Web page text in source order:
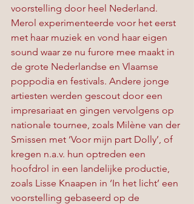
voorstelling door heel Nederland.
Merol experimenteerde voor het eerst
met haar muziek en vond haar eigen
sound waar ze nu furore mee maakt in
de grote Nederlandse en Vlaamse
poppodia en festivals. Andere jonge
artiesten werden gescout door een
impresariaat en gingen vervolgens op
nationale tournee, zoals Milène van der
Smissen met ‘Voor mijn part Dolly’, of
kregen n.a.v. hun optreden een
hoofdrol in een landelijke productie,
zoals Lisse Knaapen in ‘In het licht’ een
voorstelling gebaseerd op de